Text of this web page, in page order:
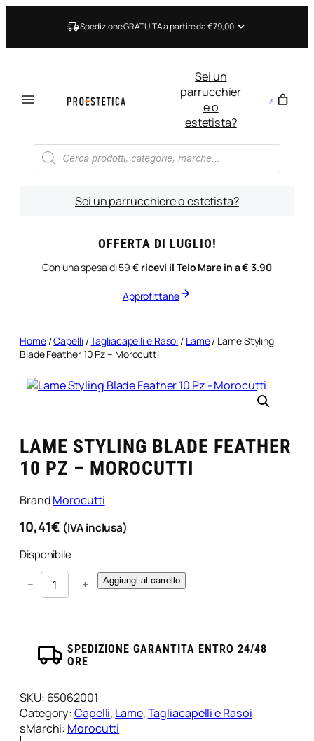
Spedizione GRATUITA a partire da €79,00
Sei un
parrucchier
e o
estetista?
Ricerca
prodotti
Sei un parrucchiere o estetista?
OFFERTA DI LUGLIO!
Con una spesa di 59 € ricevi il Telo Mare in a € 3.90
Approfittane
Home/Capelli/Tagliacapelli e Rasoi / Lame/ Lame Styling
Blade Feather 10 Pz – Morocutti
LAME STYLING BLADE FEATHER
10 PZ – MOROCUTTI
BrandMorocutti
10,41€ (IVA inclusa)
Disponibile
i
n
g
− + Aggiungi al carrello
SPEDIZIONE GARANTITA ENTRO 24/48
ORE
SKU: 65062001
Category:Capelli, Lame, Tagliacapelli e Rasoi
sMarchi: Morocutti